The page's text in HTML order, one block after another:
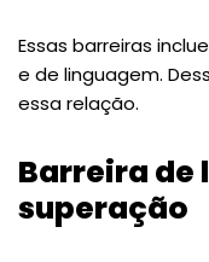
Essas barreiras
e de linguagem.
essa relação.
Barreira de
superação